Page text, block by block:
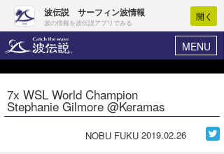
波伝説 サーフィン波情報
波の情報を波伝説アプリでみる
開く
MENU
ヘルプ マイホーム
ログイン
7x WSL World Champion
Stephanie Gilmore @Keramas
NOBU FUKU 2019.02.26
Core Surf Japan